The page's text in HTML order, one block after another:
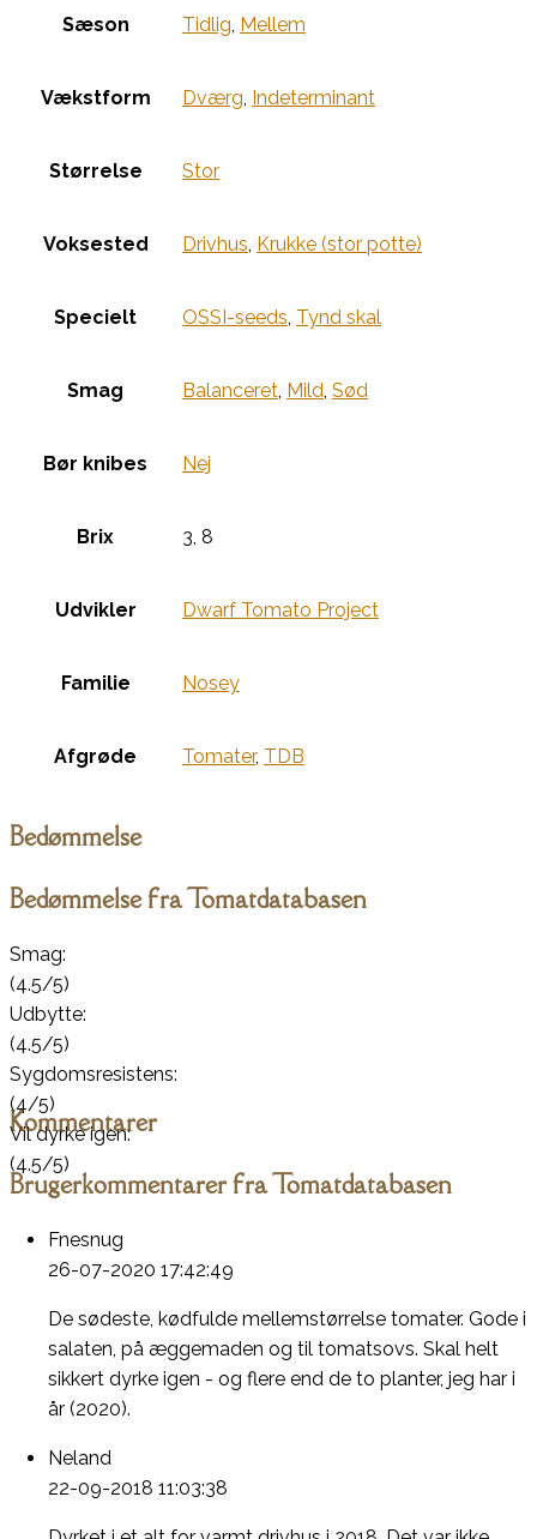
Sæson Tidlig, Mellem
Vækstform Dværg, Indeterminant
Størrelse Stor
Voksested Drivhus, Krukke (stor potte)
Specielt OSSI-seeds, Tynd skal
Smag Balanceret, Mild, Sød
Bør knibes Nej
Brix 3, 8
Udvikler Dwarf Tomato Project
Familie Nosey
Afgrøde Tomater, TDB
Bedømmelse
Bedømmelse fra Tomatdatabasen
Smag:
(4.5/5)
Udbytte:
(4.5/5)
Sygdomsresistens:
(4/5)
Vil dyrke igen:
(4.5/5)
Kommentarer
Brugerkommentarer fra Tomatdatabasen
Fnesnug
26-07-2020 17:42:49
De sødeste, kødfulde mellemstørrelse tomater. Gode i
salaten, på æggemaden og til tomatsovs. Skal helt
sikkert dyrke igen - og flere end de to planter, jeg har i
år (2020).
Neland
22-09-2018 11:03:38